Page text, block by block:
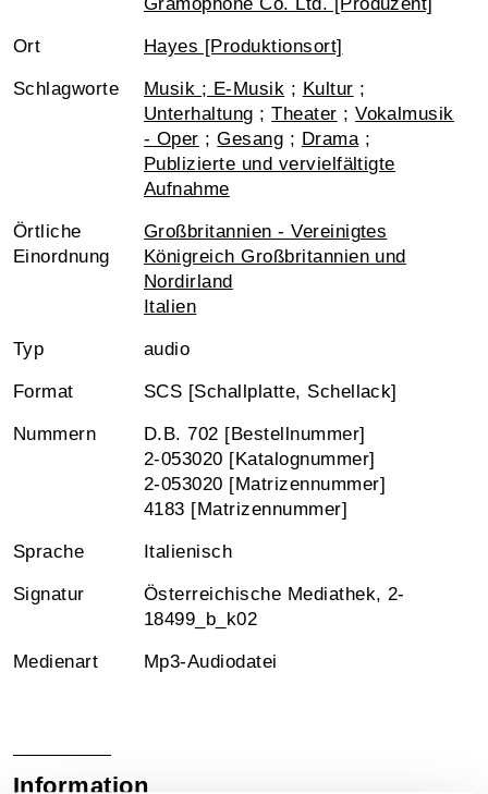
Ort Hayes [Produktionsort]
Schlagworte Musik ; E-Musik ; Kultur ;
Unterhaltung ;Theater ;Vokalmusik
- Oper ;Gesang ; Drama;
Publizierte und vervielfältigte
Aufnahme
Örtliche
Einordnung
Großbritannien - Vereinigtes
Königreich Großbritannien und
Nordirland
Italien
Typ audio
Format SCS [Schallplatte, Schellack]
Nummern
D.B. 702 [Bestellnummer]
2-053020 [Katalognummer]
2-053020 [Matrizennummer]
4183 [Matrizennummer]
Sprache Italienisch
Signatur
Österreichische Mediathek, 2-
18499_b_k02
Medienart Mp3-Audiodatei
Information